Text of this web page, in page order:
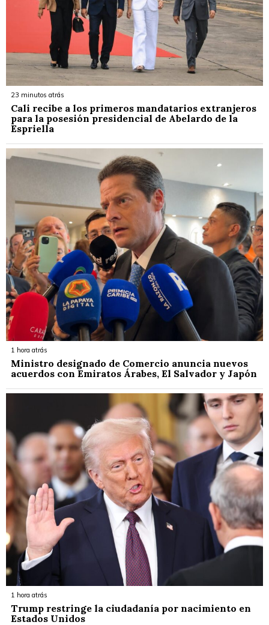
23 minutos atrás
Cali recibe a los primeros mandatarios extranjeros
para la posesión presidencial de Abelardo de la
Espriella
1 hora atrás
Ministro designado de Comercio anuncia nuevos
acuerdos con Emiratos Árabes, El Salvador y Japón
1 hora atrás
Trump restringe la ciudadanía por nacimiento en
Estados Unidos